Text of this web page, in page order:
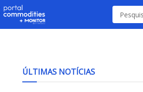
ÚLTIMAS NOTÍCIAS